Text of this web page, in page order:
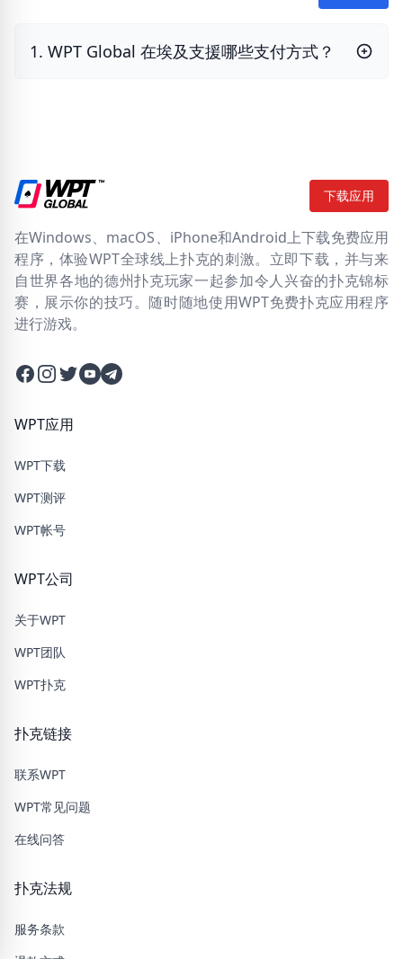
1. WPT Global 在埃及支援哪些支付方式？
下载应用
在Windows、macOS、iPhone和Android上下载免费应用
程序，体验WPT全球线上扑克的刺激。立即下载，并与来
自世界各地的德州扑克玩家一起参加令人兴奋的扑克锦标
赛，展示你的技巧。随时随地使用WPT免费扑克应用程序
进行游戏。
Facebook
Instagram
Twitter
Twitter
Twitter
WPT应用
WPT下载
WPT测评
WPT帐号
WPT公司
关于WPT
WPT团队
WPT扑克
扑克链接
联系WPT
WPT常见问题
在线问答
扑克法规
服务条款